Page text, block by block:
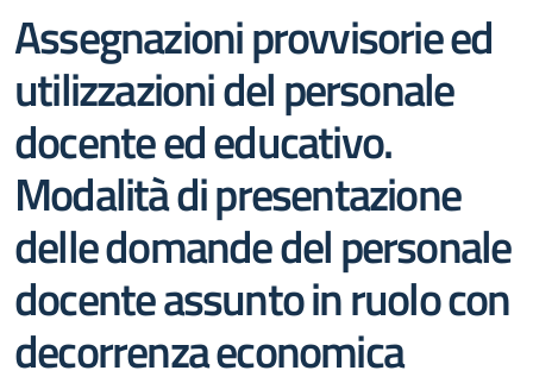
Assegnazioni provvisorie ed
utilizzazioni del personale
docente ed educativo.
Modalità di presentazione
delle domande del personale
docente assunto in ruolo con
decorrenza economica